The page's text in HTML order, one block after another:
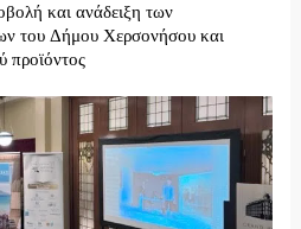
και ανάδειξη των
του Δήμου Χερσονήσου και
προϊόντος